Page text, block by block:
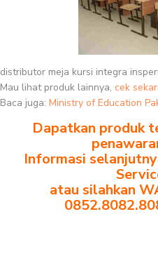
distributor meja kursi integra
Mau lihat produk lainnya, cek
Baca juga: Ministry of Education
Dapatkan produk
Informasi
atau silahkan